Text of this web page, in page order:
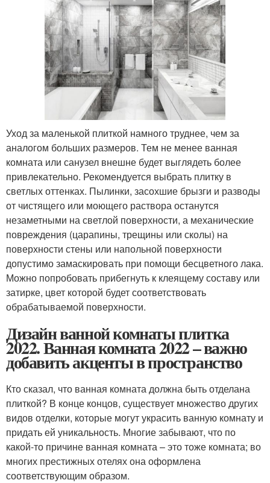
Уход за маленькой плиткой намного труднее, чем за
аналогом больших размеров. Тем не менее ванная
комната или санузел внешне будет выглядеть более
привлекательно. Рекомендуется выбрать плитку в
светлых оттенках. Пылинки, засохшие брызги и разводы
от чистящего или моющего раствора останутся
незаметными на светлой поверхности, а механические
повреждения (царапины, трещины или сколы) на
поверхности стены или напольной поверхности
допустимо замаскировать при помощи бесцветного лака.
Можно попробовать прибегнуть к клеящему составу или
затирке, цвет которой будет соответствовать
обрабатываемой поверхности.
Дизайн ванной комнаты плитка
2022. Ванная комната 2022 – важно
добавить акценты в пространство
Кто сказал, что ванная комната должна быть отделана
плиткой? В конце концов, существует множество других
видов отделки, которые могут украсить ванную комнату и
придать ей уникальность. Многие забывают, что по
какой-то причине ванная комната – это тоже комната; во
многих престижных отелях она оформлена
соответствующим образом.